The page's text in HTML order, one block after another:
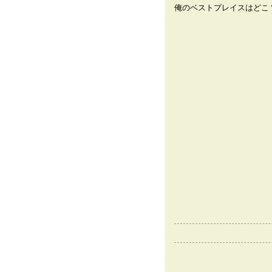
俺のベストプレイスはどこ